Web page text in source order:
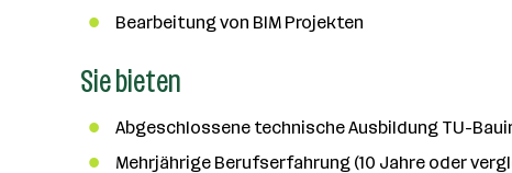
n
e
Bearbeitung von BIM Projekten
Sie bieten
Abgeschlossene technische Ausbildung TU-
Mehrjährige Berufserfahrung (10 Jahre oder